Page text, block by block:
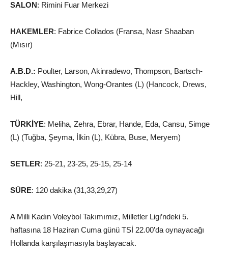
SALON : Rimini Fuar Merkezi
HAKEMLER: Fabrice Collados (Fransa, Nasr Shaaban
(Mısır)
A.B.D.: Poulter, Larson, Akinradewo, Thompson, Bartsch-
Hackley, Washington, Wong-Orantes (L) (Hancock, Drews,
Hill,
TÜRKİYE: Meliha, Zehra, Ebrar, Hande, Eda, Cansu, Simge
(L) (Tuğba, Şeyma, İlkin (L), Kübra, Buse, Meryem)
SETLER: 25-21, 23-25, 25-15, 25-14
SÜRE: 120 dakika (31,33,29,27)
A Milli Kadın Voleybol Takımımız, Milletler Ligi’ndeki 5.
haftasına 18 Haziran Cuma günü TSİ 22.00’da oynayacağı
Hollanda karşılaşmasıyla başlayacak.